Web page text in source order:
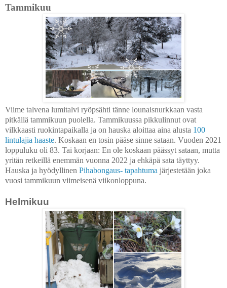
Tammikuu
Viime talvena lumitalvi ryöpsähti tänne lounaisnurkkaan vasta
pitkällä tammikuun puolella. Tammikuussa pikkulinnut ovat
vilkkaasti ruokintapaikalla ja on hauska aloittaa aina alusta 100
lintulajia haaste. Koskaan en tosin pääse sinne sataan. Vuoden 2021
loppuluku oli 83. Tai korjaan: En ole koskaan päässyt sataan, mutta
yritän retkeillä enemmän vuonna 2022 ja ehkäpä sata täyttyy.
Hauska ja hyödyllinen Pihabongaus- tapahtuma järjestetään joka
vuosi tammikuun viimeisenä viikonloppuna.
Helmikuu